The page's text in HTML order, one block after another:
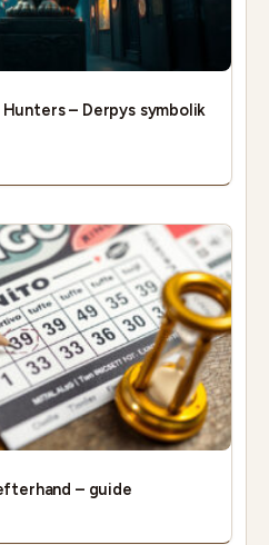
– Derpys symbolik
– guide